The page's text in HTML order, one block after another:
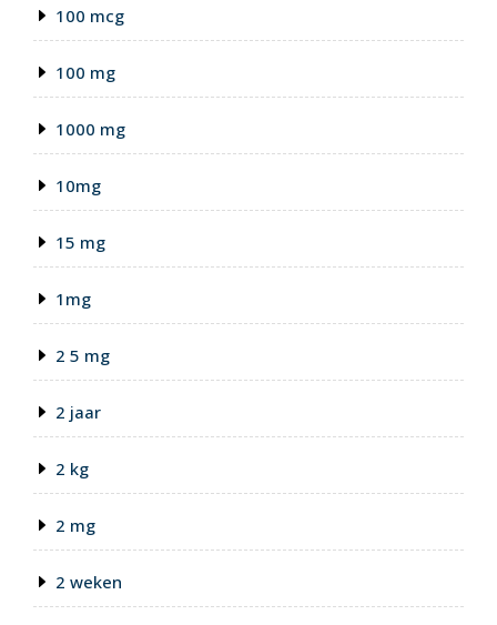
100 mcg
100 mg
1000 mg
10mg
15 mg
1mg
2 5 mg
2 jaar
2 kg
2 mg
2 weken